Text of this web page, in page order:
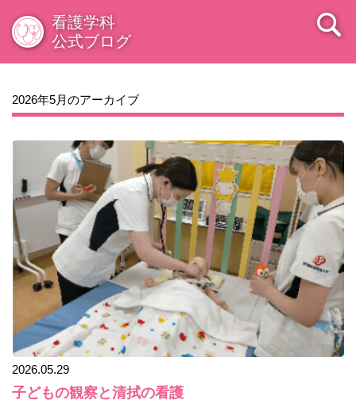
看護学科
公式ブログ
2026年5月のアーカイブ
2026.05.29
子どもの観察と清拭の看護